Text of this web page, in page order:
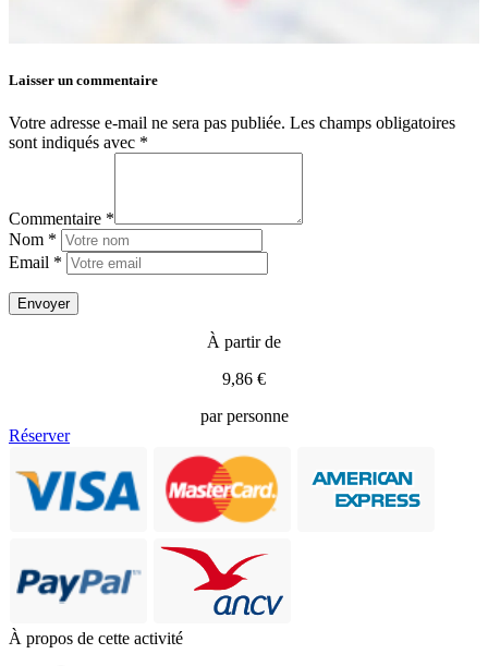
Laisser un commentaire
Votre adresse e-mail ne sera pas publiée. Les champs obligatoires
sont indiqués avec *
Commentaire *
Nom *
Email *
À partir de
9,86 €
par personne
Réserver
À propos de cette activité